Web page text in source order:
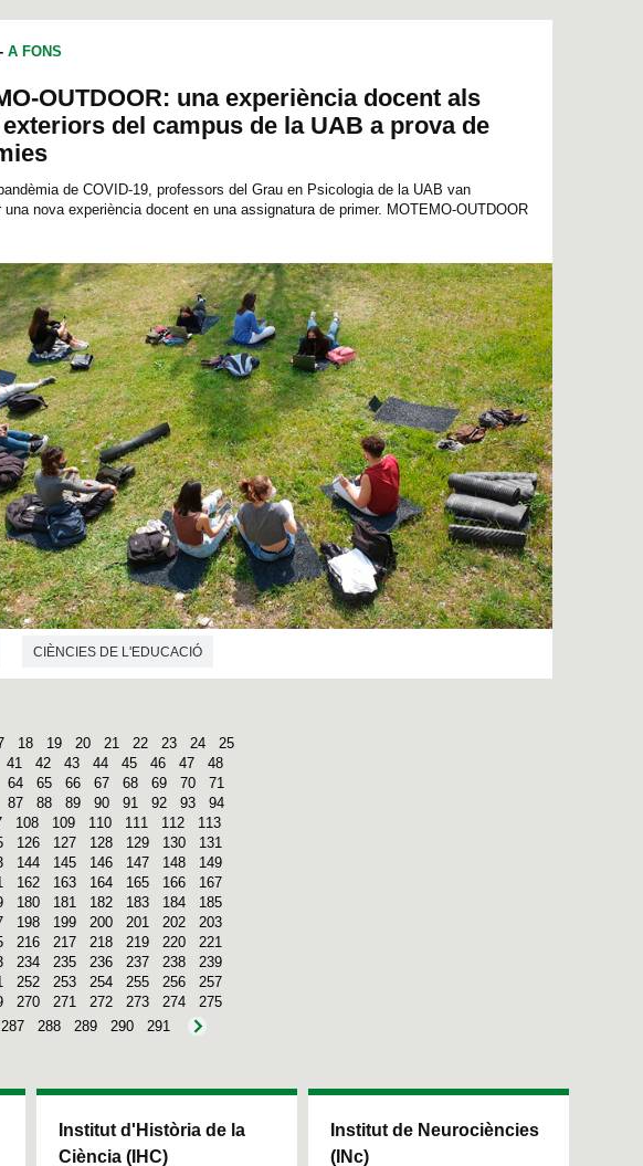
- A FONS
OUTDOOR: una experiència docent als
del campus de la UAB a prova de
de COVID-19, professors del Grau en Psicologia de la UAB van
una nova experiència docent en una assignatura de primer. MOTEMO-OUTDOOR
CIÈNCIES DE L'EDUCACIÓ
18 19 20 21 22 23 24
25
41 42 43 44 45 46 47
48
64 65 66 67 68 69 70
71
87 88 89 90 91 92 93
94
108 109 110 111 112
113
126 127 128 129 130
131
144 145 146 147 148
149
162 163 164 165 166
167
180 181 182 183 184
185
198 199 200 201 202
203
216 217 218 219 220
221
234 235 236 237 238
239
252 253 254 255 256
257
270 271 272 273 274
275
287 288 289 290 291
Institut d'Història de la
Ciència (IHC)
Institut de Neurociències
(INc)